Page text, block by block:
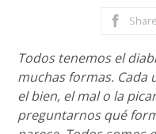
Share
Todos tenemos el
muchas formas. Cada
el bien, el mal o la
preguntarnos qué